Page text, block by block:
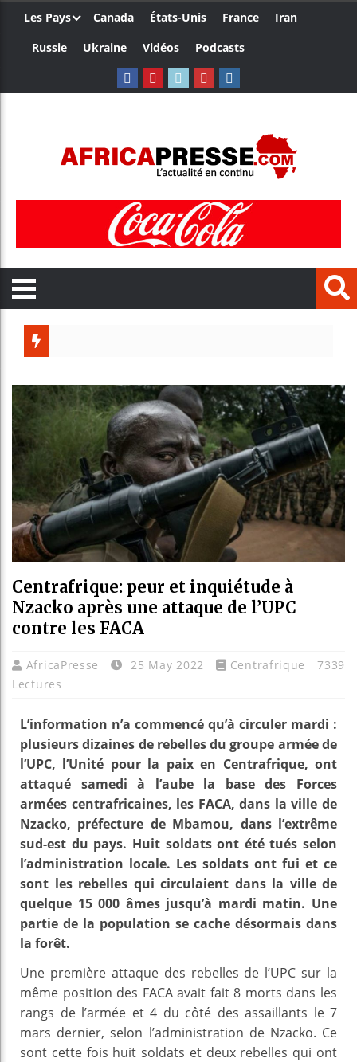
Les Pays Canada États-Unis France
Iran
Russie
Ukraine Vidéos Podcasts
Côte
Tunisie
Ceuta :
Centrafrique: peur et inquiétude à
Nzacko après une attaque de l’UPC
contre les FACA
AfricaPresse 25 May 2022 Centrafrique
7339
Lectures
L’information n’a commencé qu’à circuler mardi :
plusieurs dizaines de rebelles du groupe armée de
l’UPC, l’Unité pour la paix en Centrafrique, ont
attaqué samedi à l’aube la base des Forces
armées centrafricaines, les FACA, dans la ville de
Nzacko, préfecture de Mbamou, dans l’extrême
sud-est du pays. Huit soldats ont été tués selon
l’administration locale. Les soldats ont fui et ce
sont les rebelles qui circulaient dans la ville de
quelque 15 000 âmes jusqu’à mardi matin. Une
partie de la population se cache désormais dans
la forêt.
Une première attaque des rebelles de l’UPC sur la
même position des FACA avait fait 8 morts dans les
rangs de l’armée et 4 du côté des assaillants le 7
mars dernier, selon l’administration de Nzacko. Ce
sont cette fois huit soldats et deux rebelles qui ont